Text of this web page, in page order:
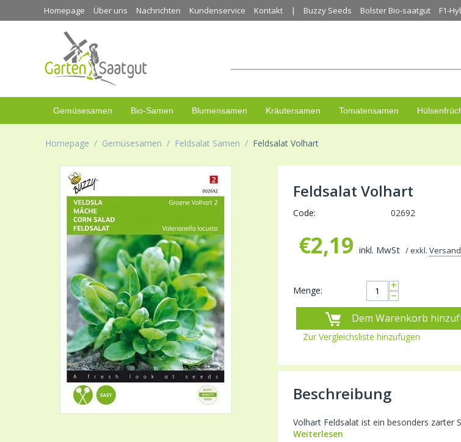
Homepage Über uns Nachrichten Kundenservice Kontakt Buzzy Seeds Bolster Bio-saatgut F1-
Gemüsesamen Bio-Samen Blumensamen Kräutersamen Tomatensamen
Homepage / Gemüsesamen / Feldsalat Samen / Feldsalat Volhart
Feldsalat Volhart
Code: 02692
€2,19 inkl. MwSt / exkl. Versand
Menge: +
−
Dem Warenkorb
Zur Vergleichsliste hinzufügen
Beschreibung
Volhart Feldsalat ist ein besonders zarter
Weiterlesen